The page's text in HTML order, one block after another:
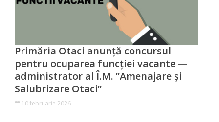
Procese-
Verbale
ale
Primăria Otaci anunță concursul
pentru ocuparea funcției vacante —
administrator al Î.M. ”Amenajare și
Salubrizare Otaci”
10 februarie 2026